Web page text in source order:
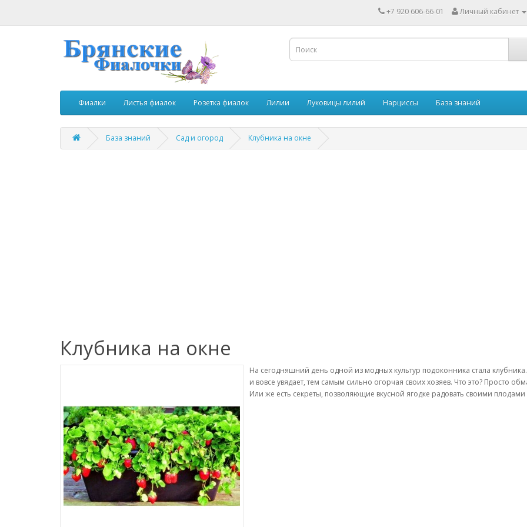
+7 920 606-66-01 Личный кабинет
Фиалки Листья фиалок Розетка фиалок Лилии Луковицы лилий Нарциссы База знаний
База знаний Сад и огород Клубника на окне
Клубника на окне
На сегодняшний день одной из модных культур подоконника стала
и вовсе увядает, тем самым сильно огорчая своих хозяев. Что это? Просто
Или же есть секреты, позволяющие вкусной ягодке радовать своими